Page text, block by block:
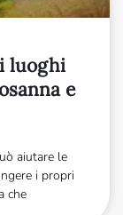
luoghi
e
aiutare le
i propri
che